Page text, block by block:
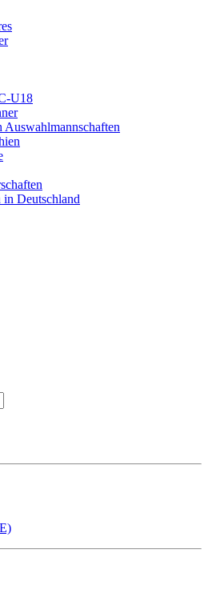
U18
in Deutschland